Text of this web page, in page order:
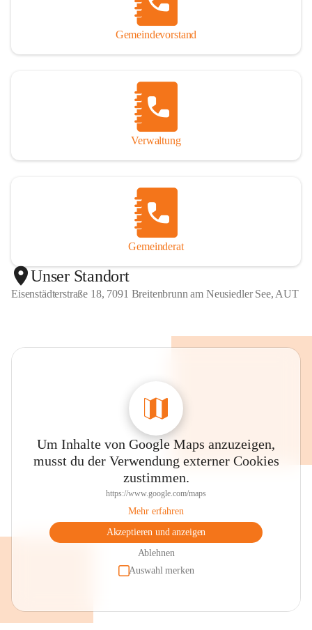
Gemeindevorstand
Verwaltung
Gemeinderat
Unser Standort
Eisenstädterstraße 18, 7091 Breitenbrunn am Neusiedler See, AUT
Um Inhalte von Google Maps anzuzeigen,
musst du der Verwendung externer Cookies
zustimmen.
https://www.google.com/maps
Mehr erfahren
Akzeptieren und anzeigen
Ablehnen
Auswahl merken